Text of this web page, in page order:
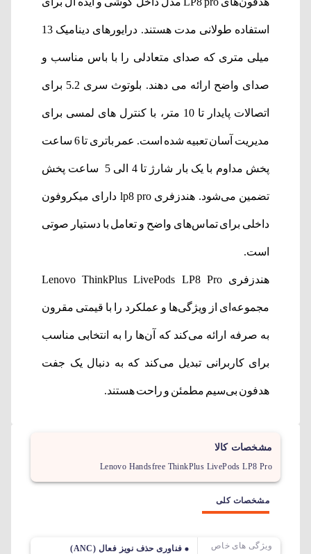
استفاده طولانی مدت هستند. درایورهای دینامیک 13
میلی متری که صدای متعادلی را با باس مناسب و
صدای واضح ارائه می دهند. بلوتوث سری 5.2 برای
اتصالات پایدار تا 10 متر، با کنترل های لمسی برای
مدیریت آسان تعبیه شده است. عمر باتری تا 6 ساعت
پخش مداوم با یک بار شارژ تا 4 الی 5 ساعت پخش
تضمین می‌شود. هندزفری lp8 pro دارای میکروفون
داخلی برای تماس‌های واضح و تعامل با دستیار صوتی
است.
هندزفری Lenovo ThinkPlus LivePods LP8 Pro
مجموعه‌ای از ویژگی‌ها و عملکرد را با قیمتی مقرون
به صرفه ارائه می‌کند که آن‌ها را به انتخابی مناسب
برای کاربرانی تبدیل می‌کند که به دنبال یک جفت
هدفون بی‌سیم مطمئن و راحت هستند.
مشخصات کالا
Lenovo Handsfree ThinkPlus LivePods LP8 Pro
مشخصات کلی
ویژگی های خاص فناوری حذف نویز فعال (ANC)